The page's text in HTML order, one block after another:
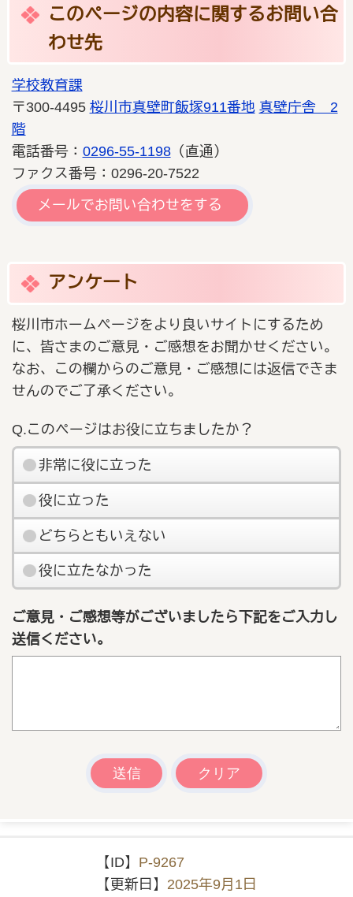
このページの内容に関するお問い合
わせ先
学校教育課
〒300-4495 桜川市真壁町飯塚911番地 真壁庁舎 2
階
電話番号： 0296-55-1198（直通）
ファクス番号：0296-20-7522
メールでお問い合わせをする
アンケート
桜川市ホームページをより良いサイトにするため
に、皆さまのご意見・ご感想をお聞かせください。
なお、この欄からのご意見・ご感想には返信できま
せんのでご了承ください。
Q.このページはお役に立ちましたか？
非常に役に立った
役に立った
どちらともいえない
役に立たなかった
ご意見・ご感想等がございましたら下記をご入力し
送信ください。
【ID】 P-9267
【更新日】 2025年9月1日